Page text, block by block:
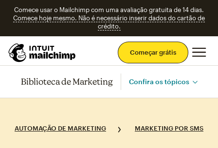
Comece usar o Mailchimp com uma avaliação gratuita de 14 dias.
Comece hoje mesmo. Não é necessário inserir dados do cartão de
crédito.
Começar grátis
Biblioteca de Marketing Confira os tópicos
AUTOMAÇÃO DE MARKETING MARKETING POR SMS